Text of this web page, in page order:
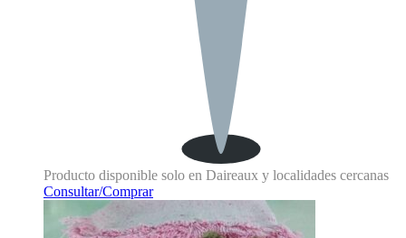
Producto disponible solo en Daireaux y localidades cercanas
Consultar/Comprar